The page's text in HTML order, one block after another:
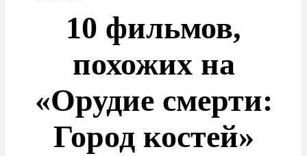
10 фильмов,
похожих на
«Орудие смерти:
Город костей»